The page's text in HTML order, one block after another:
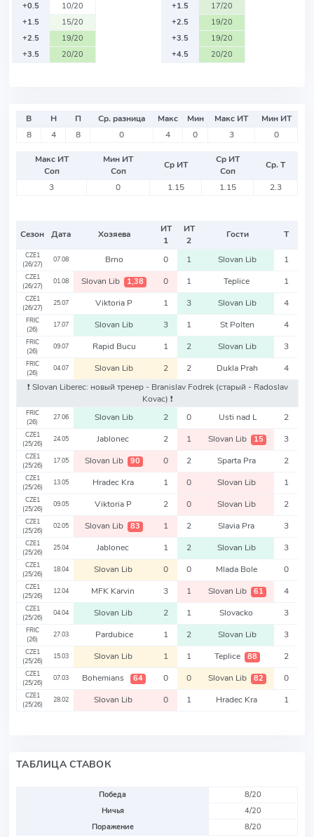
+0.5
10/20
+1.5
15/20
+2.5
19/20
+3.5
20/20
+1.5
17/20
+2.5
19/20
+3.5
19/20
+4.5
20/20
В Н П Ср. разница Макс Мин Макс ИТ
Мин ИТ
8
4 8 0 4 0 3 0
Макс ИТ
Соп
Мин ИТ
Соп
Ср ИТ
Ср ИТ
Соп
Ср. Т
3
0 1.15 1.15 2.3
Сезон Дата Хозяева
ИТ
1
ИТ
2
Гости Т
CZE1
(26/27)
07.08 Brno 0 1 Slovan Lib 1
CZE1
(26/27)
01.08 Slovan Lib 1,38 0 1 Teplice 1
CZE1
(26/27)
25.07 Viktoria P 1 3 Slovan Lib 4
FRIC
(26)
17.07 Slovan Lib 3 1 St Polten 4
FRIC
(26)
09.07 Rapid Bucu 1 2 Slovan Lib 3
FRIC
(26)
04.07 Slovan Lib 2 2 Dukla Prah
4
❗️ Slovan Liberec: новый тренер - Branislav Fodrek (старый - Radoslav
Kovac) ❗️
FRIC
(26)
27.06 Slovan Lib 2 0 Usti nad L 2
CZE1
(25/26)
24.05 Jablonec 2 1 Slovan Lib 15 3
CZE1
(25/26)
17.05 Slovan Lib 90 0 2 Sparta Pra 2
CZE1
(25/26)
13.05 Hradec Kra 1 0 Slovan Lib 1
CZE1
(25/26)
09.05 Viktoria P 2 0 Slovan Lib 2
CZE1
(25/26)
02.05 Slovan Lib 83 1 2 Slavia Pra 3
CZE1
(25/26)
25.04 Jablonec 1 2 Slovan Lib 3
CZE1
(25/26)
18.04 Slovan Lib 0 0 Mlada Bole 0
CZE1
(25/26)
12.04 MFK Karvin 3 1 Slovan Lib 61 4
CZE1
(25/26)
04.04 Slovan Lib 2 1 Slovacko 3
FRIC
(26)
27.03 Pardubice 1 2 Slovan Lib 3
CZE1
(25/26)
15.03 Slovan Lib 1 1 Teplice 88 2
CZE1
(25/26)
07.03 Bohemians 64 0 0 Slovan Lib 82 0
CZE1
(25/26)
28.02 Slovan Lib 0 1 Hradec Kra 1
ТАБЛИЦА СТАВОК
Победа
8/20
Ничья
4/20
Поражение
8/20